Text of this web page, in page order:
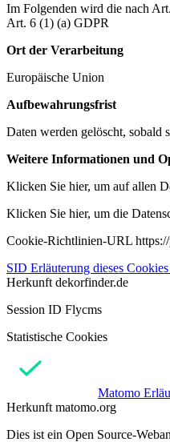
Im Folgenden wird die nach
Art. 6 (1) (a) GDPR
Ort der Verarbeitung
Europäische Union
Aufbewahrungsfrist
Daten werden gelöscht, sobald
Weitere Informationen und
Klicken Sie hier, um auf allen
Klicken Sie hier, um die
Cookie-Richtlinien-URL
SID Erläuterung dieses Cookies
Herkunft dekorfinder.de
Session ID Flycms
Statistische Cookies
Matomo
Herkunft matomo.org
Dies ist ein Open Source-